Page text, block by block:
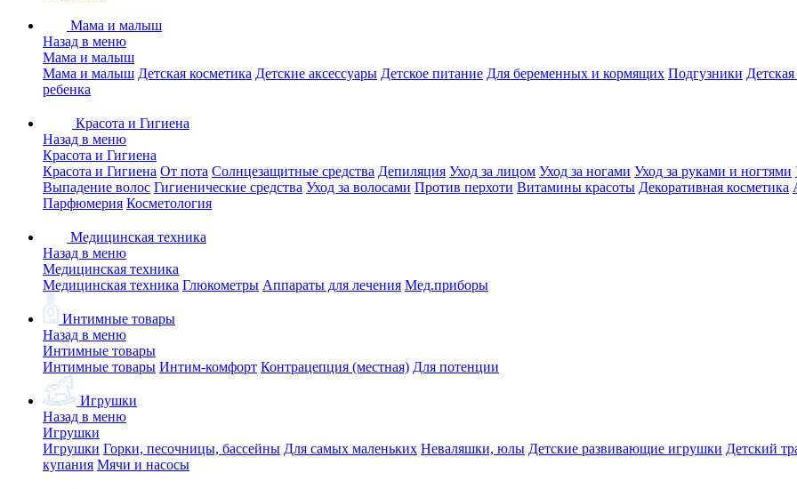
Мама и малыш
Назад в меню
Мама и малыш
Мама и малыш Детская косметика Детские аксессуары Детское питание Для беременных и кормящих Подгузники
ребенка
Красота и Гигиена
Назад в меню
Красота и Гигиена
Красота и Гигиена От пота Солнцезащитные средства Депиляция Уход за лицом Уход за ногами Уход за руками и ногтями
Выпадение волос Гигиенические средства Уход за волосами Против перхоти Витамины красоты Декоративная косметика
Парфюмерия Косметология
Медицинская техника
Назад в меню
Медицинская техника
Медицинская техника Глюкометры Аппараты для лечения Мед.приборы
Интимные товары
Назад в меню
Интимные товары
Интимные товары Интим-комфорт Контрацепция (местная) Для потенции
Игрушки
Назад в меню
Игрушки
Игрушки Горки, песочницы, бассейны Для самых маленьких Неваляшки, юлы Детские развивающие игрушки Детский
купания Мячи и насосы